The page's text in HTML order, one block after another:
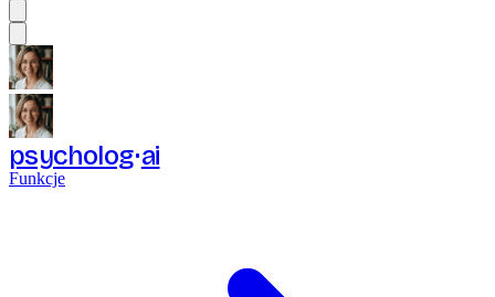
psycholog ai
Funkcje